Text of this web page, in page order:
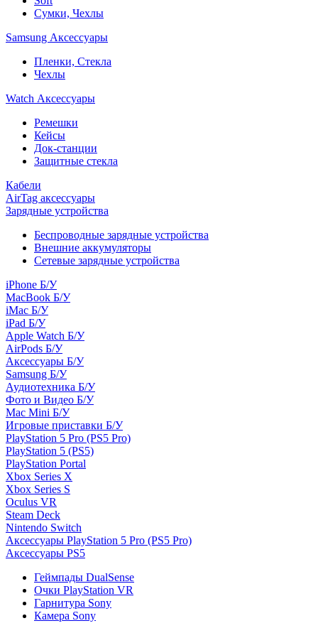
Сумки, Чехлы
Samsung Аксессуары
Пленки, Стекла
Чехлы
Watch Аксессуары
Ремешки
Кейсы
Док-станции
Защитные стекла
Кабели
AirTag аксессуары
Зарядные устройства
Беспроводные зарядные устройства
Внешние аккумуляторы
Сетевые зарядные устройства
iPhone Б/У
MacBook Б/У
iMac Б/У
iPad Б/У
Apple Watch Б/У
AirPods Б/У
Аксессуары Б/У
Samsung Б/У
Аудиотехника Б/У
Фото и Видео Б/У
Mac Mini Б/У
Игровые приставки Б/У
PlayStation 5 Pro (PS5 Pro)
PlayStation 5 (PS5)
PlayStation Portal
Xbox Series X
Xbox Series S
Oculus VR
Steam Deck
Nintendo Switch
Аксессуары PlayStation 5 Pro (PS5 Pro)
Аксессуары PS5
Геймпады DualSense
Очки PlayStation VR
Гарнитура Sony
Камера Sony